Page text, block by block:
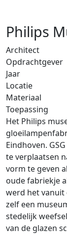
Philips
Architect
Opdrachtgever
Jaar
Locatie
Materiaal
Toepassing
Het Philips
Eindhoven.
te verplaatsen
vorm te geven
oude fabriekje
werd het vanuit
zelf een
stedelijk
van de glazen